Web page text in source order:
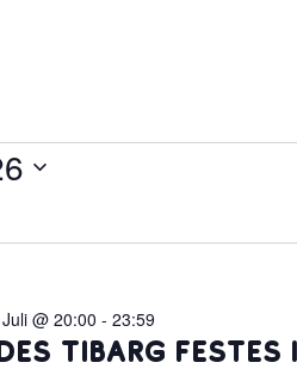
des Tibarg
@ 20:00 - 23:59